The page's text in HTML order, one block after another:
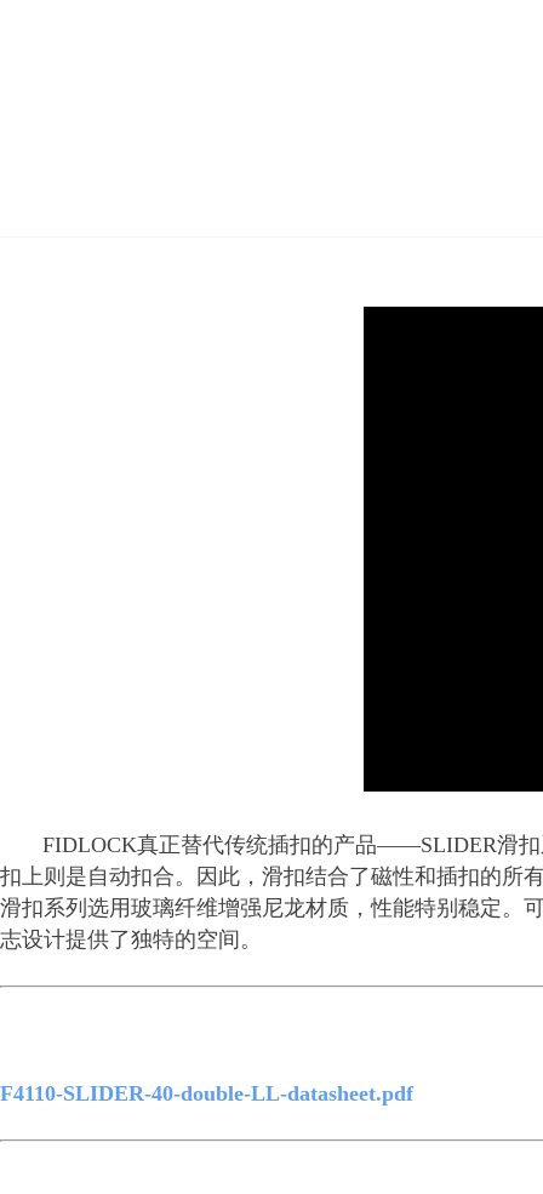
FIDLOCK真正替代传统插扣的产品——SLIDER滑扣
扣上则是自动扣合。因此，滑扣结合了磁性和插扣的所
滑扣系列选用玻璃纤维增强尼龙材质，性能特别稳定。
志设计提供了独特的空间。
F4110-SLIDER-40-double-LL-datasheet.pdf